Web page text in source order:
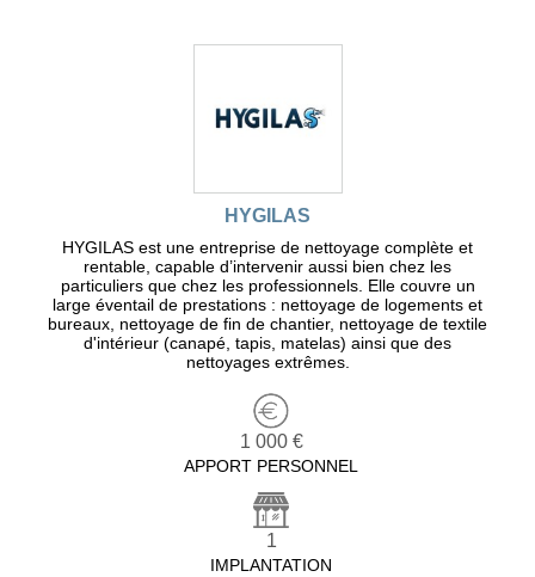
HYGILAS
HYGILAS est une entreprise de nettoyage complète et
rentable, capable d’intervenir aussi bien chez les
particuliers que chez les professionnels. Elle couvre un
large éventail de prestations : nettoyage de logements et
bureaux, nettoyage de fin de chantier, nettoyage de textile
d'intérieur (canapé, tapis, matelas) ainsi que des
nettoyages extrêmes.
1 000 €
APPORT PERSONNEL
1
IMPLANTATION